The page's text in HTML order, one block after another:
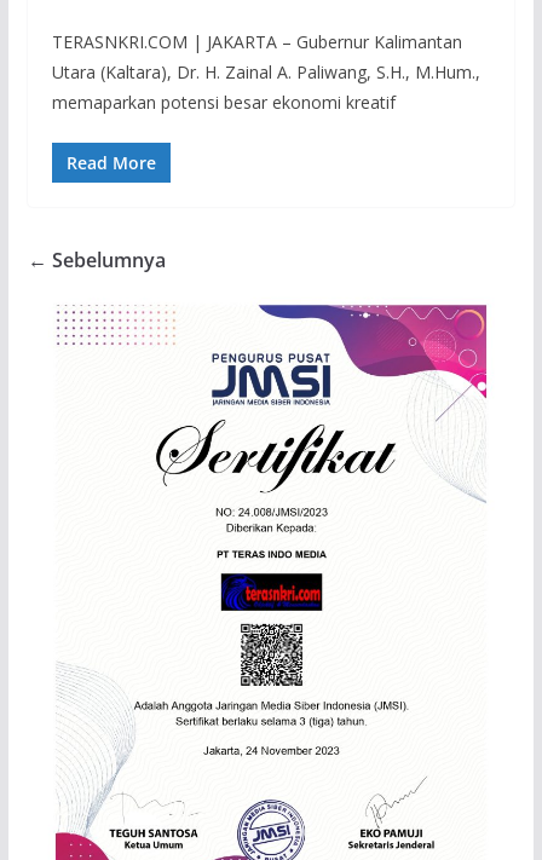
TERASNKRI.COM | JAKARTA – Gubernur Kalimantan
Utara (Kaltara), Dr. H. Zainal A. Paliwang, S.H., M.Hum.,
memaparkan potensi besar ekonomi kreatif
Read More
← Sebelumnya